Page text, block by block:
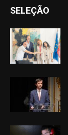
SELEÇÃO